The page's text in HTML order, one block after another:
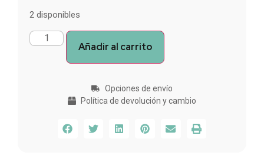
2 disponibles
Añadir al carrito
Opciones de envío
Política de devolución y cambio